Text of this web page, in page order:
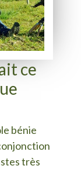
ce
bénie
très